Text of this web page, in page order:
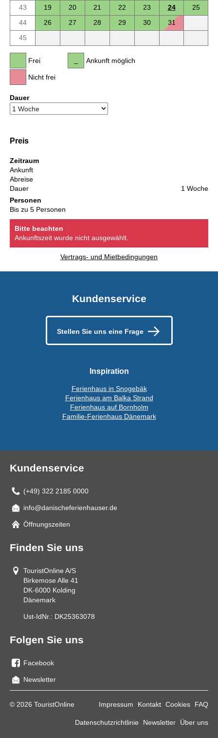
43
19 20 21 22 23 24
25
44
26 27 28 29 30
31
45
Frei
Nicht frei
Ankunft möglich
Dauer
Preis
Zeitraum
Ankunft
Abreise
Dauer
1 Woche
Personen
Bis zu 5 Personen
Bitte beachten
Ankunftszeit wurde nicht ausgewählt.
Vertrags- und Mietbedingungen
Kundenservice
Stellen Sie uns eine Frage
Inspiration
Ferienhaus in Snogebäk
Ferienhaus am Balka Strand
Ferienhaus auf Bornholm
Familie-Ferienhaus Dänemark
Kundenservice
(+49) 322 2185 0000
Mail
info@danischeferienhauser.de
Öffnungszeiten
Finden Sie uns
TouristOnline A/S
Birkemose Alle 41
DK-6000 Kolding
Dänemark
Ust-IdNr.: DK25363078
Folgen Sie uns
Sie
uns
Facebook
Newsletter
© 2026 TouristOnline Impressum Kontakt Cookies FAQ
Datenschutzrichtlinie Newsletter Über uns